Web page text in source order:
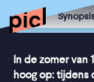
In de zomer van
hoog op: tijdens